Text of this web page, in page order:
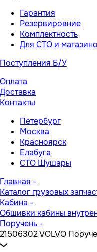
Гарантия
Резервировние
Комплектность
Для СТО и
Поступления Б/У
Оплата
Доставка
Контакты
Петербург
Москва
Красноярск
Елабуга
СТО Шушары
Главная -
Каталог грузовых
Кабина -
Обшивки кабины
Поручень -
21506302 VOLVO